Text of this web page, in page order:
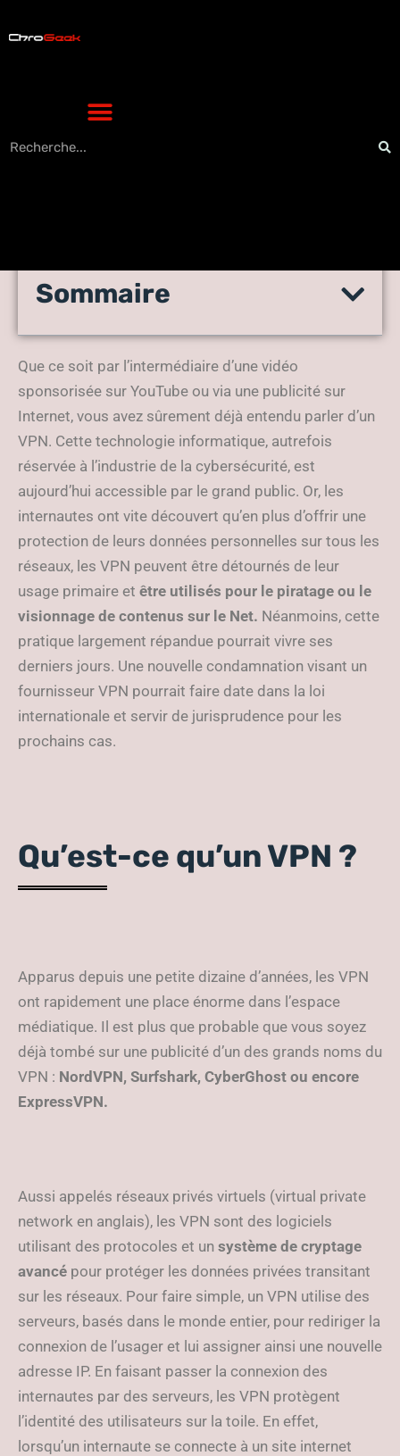
violation du droit d’auteur ?
Sommaire
Que ce soit par l’intermédiaire d’une vidéo
sponsorisée sur YouTube ou via une publicité sur
Internet, vous avez sûrement déjà entendu parler d’un
VPN. Cette technologie informatique, autrefois
réservée à l’industrie de la cybersécurité, est
aujourd’hui accessible par le grand public. Or, les
internautes ont vite découvert qu’en plus d’offrir une
protection de leurs données personnelles sur tous les
réseaux, les VPN peuvent être détournés de leur
usage primaire et être utilisés pour le piratage ou le
visionnage de contenus sur le Net. Néanmoins, cette
pratique largement répandue pourrait vivre ses
derniers jours. Une nouvelle condamnation visant un
fournisseur VPN pourrait faire date dans la loi
internationale et servir de jurisprudence pour les
prochains cas.
Qu’est-ce qu’un VPN ?
Apparus depuis une petite dizaine d’années, les VPN
ont rapidement une place énorme dans l’espace
médiatique. Il est plus que probable que vous soyez
déjà tombé sur une publicité d’un des grands noms du
VPN : NordVPN, Surfshark, CyberGhost ou encore
ExpressVPN.
Aussi appelés réseaux privés virtuels (virtual private
network en anglais), les VPN sont des logiciels
utilisant des protocoles et un système de cryptage
avancé pour protéger les données privées transitant
sur les réseaux. Pour faire simple, un VPN utilise des
serveurs, basés dans le monde entier, pour rediriger la
connexion de l’usager et lui assigner ainsi une nouvelle
adresse IP. En faisant passer la connexion des
internautes par des serveurs, les VPN protègent
l’identité des utilisateurs sur la toile. En effet,
lorsqu’un internaute se connecte à un site internet